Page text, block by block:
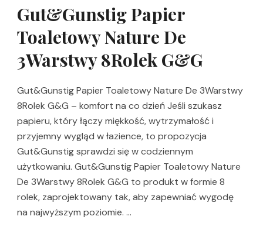
Gut&Gunstig Papier
Toaletowy Nature De
3Warstwy 8Rolek G&G
Gut&Gunstig Papier Toaletowy Nature De 3Warstwy
8Rolek G&G – komfort na co dzień Jeśli szukasz
papieru, który łączy miękkość, wytrzymałość i
przyjemny wygląd w łazience, to propozycja
Gut&Gunstig sprawdzi się w codziennym
użytkowaniu. Gut&Gunstig Papier Toaletowy Nature
De 3Warstwy 8Rolek G&G to produkt w formie 8
rolek, zaprojektowany tak, aby zapewniać wygodę
na najwyższym poziomie. …